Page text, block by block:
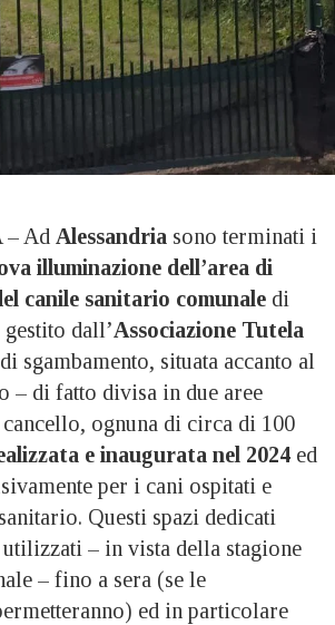
– Ad Alessandria sono terminati i
illuminazione dell’area di
canile sanitario comunale di
dall’Associazione Tutela
sgambamento, situata accanto al
– di fatto divisa in due aree
ognuna di circa di 100
e inaugurata nel 2024 ed
per i cani ospitati e
Questi spazi dedicati
utilizzati – in vista della stagione
– fino a sera (se le
ed in particolare